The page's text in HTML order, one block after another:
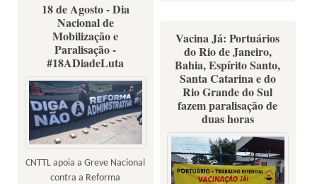
18 de Agosto - Dia
Nacional de
Mobilização e
Paralisação -
#18ADiadeLuta
CNTTL apoia a Greve Nacional
contra a Reforma
Vacina Já: Portuários
do Rio de Janeiro,
Bahia, Espírito Santo,
Santa Catarina e do
Rio Grande do Sul
fazem paralisação de
duas horas